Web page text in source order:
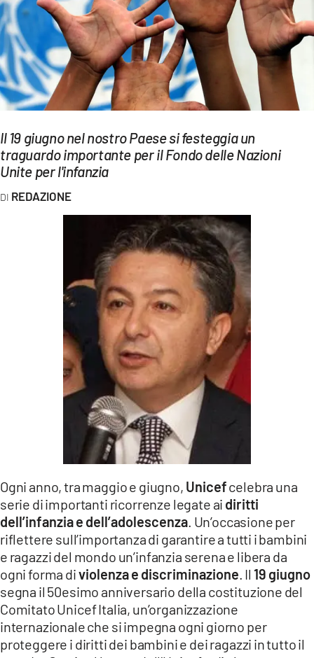
EVENTI
SPORT
Streaming
LAC TV
LAC NETWORK
LAC ONAIR
LACONAIR.IT
LACITYMAG.IT
ILREGGINO.IT
COSENZACHANNEL.IT
CATANZAROCHANNEL.IT
LACAPITALENEWS.IT
App
ANDROID
APPLE
Il 19 giugno nel nostro Paese si festeggia un
traguardo importante per il Fondo delle Nazioni
Unite per l'infanzia
REDAZIONE
Ogni anno, tra maggio e giugno, Unicefcelebra una
serie di importanti ricorrenze legate ai diritti
dell’infanzia e dell’adolescenza. Un’occasione per
riflettere sull’importanza di garantire a tutti i bambini
e ragazzi del mondo un’infanzia serena e libera da
ogni forma diviolenza e discriminazione. Il 19 giugno
segna il 50esimo anniversario della costituzione del
Comitato Unicef Italia, un’organizzazione
internazionale che si impegna ogni giorno per
proteggere i diritti dei bambini e dei ragazzi in tutto il